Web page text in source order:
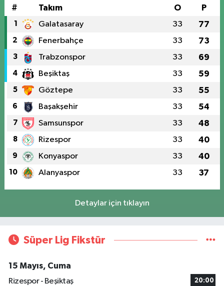
# Takım O P
1 Galatasaray 33 77
2 Fenerbahçe 33 73
3 Trabzonspor 33 69
4 Beşiktaş 33 59
5 Göztepe 33 55
6 Başakşehir 33 54
7 Samsunspor 33 48
8 Rizespor 33 40
9 Konyaspor 33 40
10 Alanyaspor 33 37
Detaylar için tıklayın
Süper Lig Fikstür
15 Mayıs, Cuma
Rizespor - Beşiktaş
20:00